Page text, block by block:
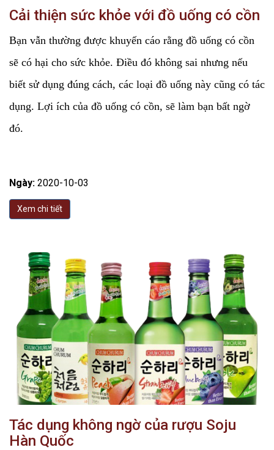
Cải thiện sức khỏe với đồ uống có cồn
Bạn vẫn thường được khuyến cáo rằng đồ uống có cồn
sẽ có hại cho sức khỏe. Điều đó không sai nhưng nếu
biết sử dụng đúng cách, các loại đồ uống này cũng có tác
dụng. Lợi ích của đồ uống có cồn, sẽ làm bạn bất ngờ
đó.
Ngày: 2020-10-03
Xem chi tiết
Tác dụng không ngờ của rượu Soju
Hàn Quốc